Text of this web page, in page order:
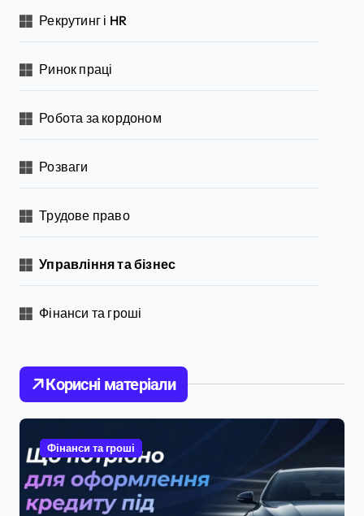
Рекрутинг і HR
Ринок праці
Робота за кордоном
Розваги
Трудове право
Управління та бізнес
Фінанси та гроші
Корисні матеріали
Фінанси та гроші